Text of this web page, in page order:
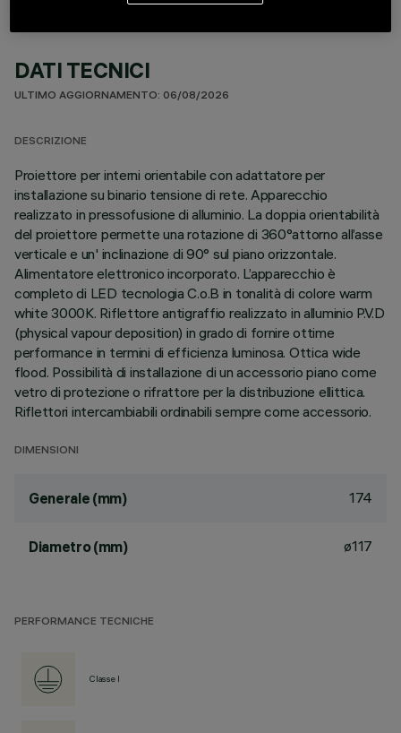
DATI TECNICI
ULTIMO AGGIORNAMENTO: 06/08/2026
DESCRIZIONE
Proiettore per interni orientabile con adattatore per
installazione su binario tensione di rete. Apparecchio
realizzato in pressofusione di alluminio. La doppia orientabilità
del proiettore permette una rotazione di 360°attorno all’asse
verticale e un' inclinazione di 90° sul piano orizzontale.
Alimentatore elettronico incorporato. L’apparecchio è
completo di LED tecnologia C.o.B in tonalità di colore warm
white 3000K. Riflettore antigraffio realizzato in alluminio P.V.D
(physical vapour deposition) in grado di fornire ottime
performance in termini di efficienza luminosa. Ottica wide
flood. Possibilità di installazione di un accessorio piano come
vetro di protezione o rifrattore per la distribuzione ellittica.
Riflettori intercambiabili ordinabili sempre come accessorio.
DIMENSIONI
Generale (mm) 174
Diametro (mm) ø117
PERFORMANCE TECNICHE
Classe I